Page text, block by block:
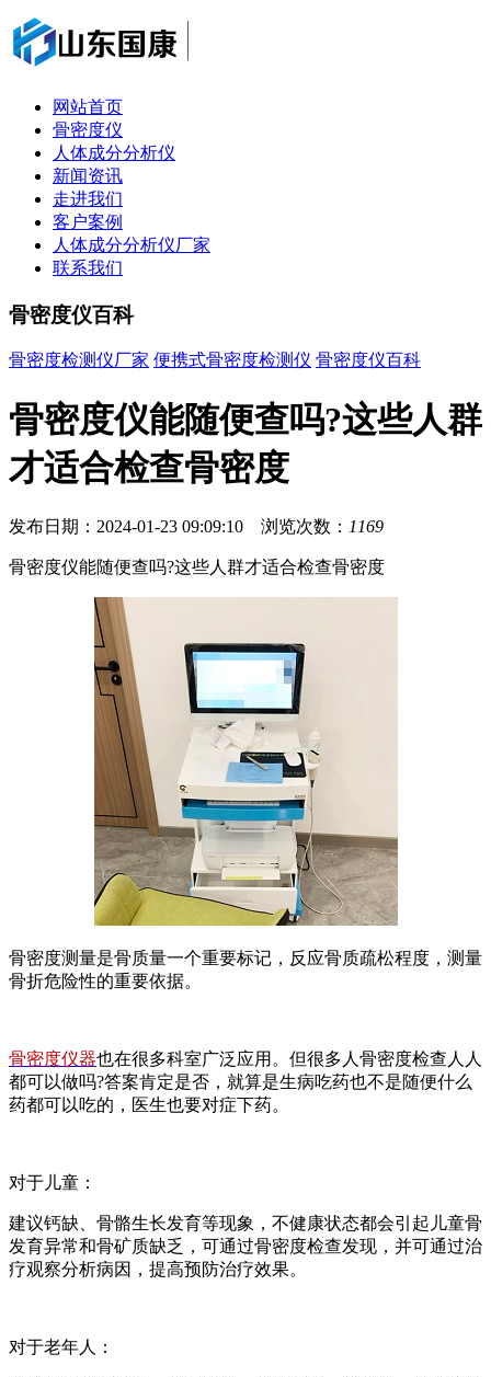
网站首页
骨密度仪
人体成分分析仪
新闻资讯
走进我们
客户案例
人体成分分析仪厂家
联系我们
骨密度仪百科
骨密度检测仪厂家 便携式骨密度检测仪 骨密度仪百科
骨密度仪能随便查吗?这些人群
才适合检查骨密度
发布日期：2024-01-23 09:09:10 浏览次数： 1169
骨密度仪能随便查吗?这些人群才适合检查骨密度
骨密度测量是骨质量一个重要标记，反应骨质疏松程度，测量
骨折危险性的重要依据。
骨密度仪器也在很多科室广泛应用。但很多人骨密度检查人人
都可以做吗?答案肯定是否，就算是生病吃药也不是随便什么
药都可以吃的，医生也要对症下药。
对于儿童：
建议钙缺、骨骼生长发育等现象，不健康状态都会引起儿童骨
发育异常和骨矿质缺乏，可通过骨密度检查发现，并可通过治
疗观察分析病因，提高预防治疗效果。
对于老年人：